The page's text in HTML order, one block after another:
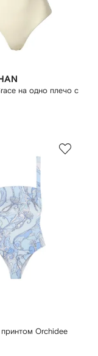
на одно плечо с
принтом Orchidee